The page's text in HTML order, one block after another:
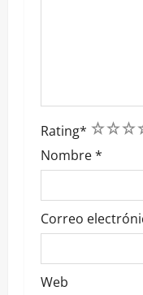
Rating* 4
3
2
1
Nombre*
Correo
Web